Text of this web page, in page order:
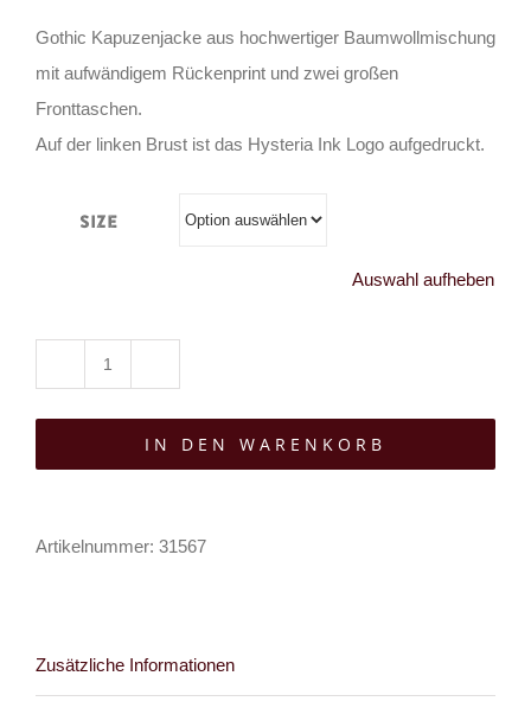
Gothic Kapuzenjacke aus hochwertiger Baumwollmischung
mit aufwändigem Rückenprint und zwei großen
Fronttaschen.
Auf der linken Brust ist das Hysteria Ink Logo aufgedruckt.
Size
Auswahl aufheben
Ink
Head
IN DEN WARENKORB
Artikelnummer: 31567
Zusätzliche Informationen